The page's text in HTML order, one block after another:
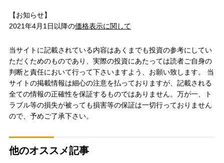
【お知らせ】
2021年4月1日以降の価格表示に関して
当サイトに記載されている内容はあくまでも投資の参考にしてい
ただくためのものであり、実際の投資にあたっては読者ご自身の
判断と責任において行って下さいますよう、お願い致します。 当
サイトの掲載情報は細心の注意を払っておりますが、記載される
全ての情報の正確性を保証するものではありません。万が一、ト
ラブル等の損失が被っても損害等の保証は一切行っておりません
ので、予めご了承下さい。
他のオススメ記事